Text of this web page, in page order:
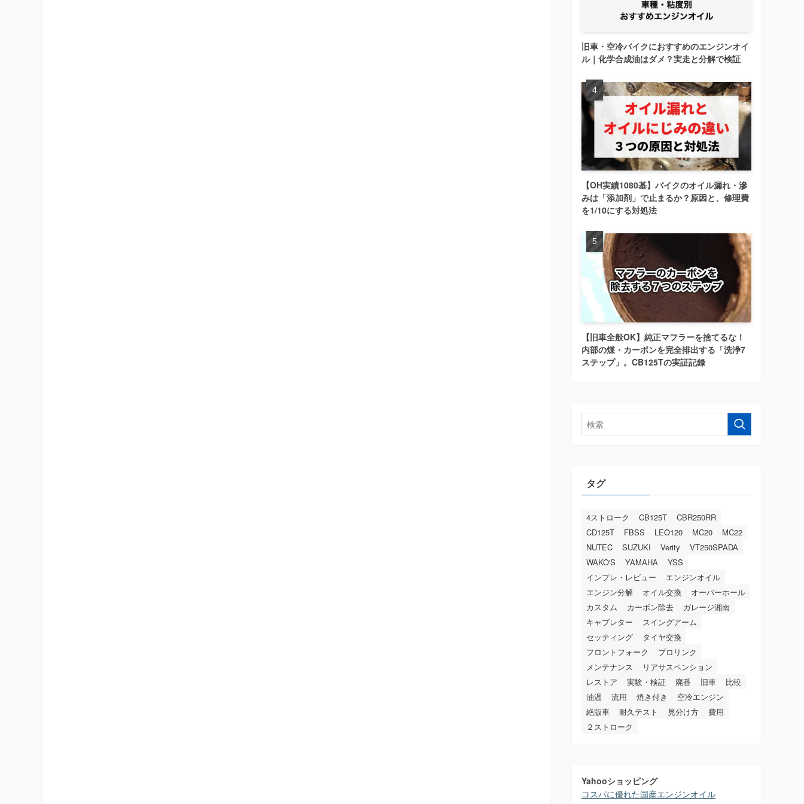
旧車・空冷バイクにおすすめのエンジンオイ
ル｜化学合成油はダメ？実走と分解で検証
【OH実績1080基】バイクのオイル漏れ・滲
みは「添加剤」で止まるか？原因と、修理費
を1/10にする対処法
【旧車全般OK】純正マフラーを捨てるな！
内部の煤・カーボンを完全排出する「洗浄7
ステップ」。CB125Tの実証記録
タグ
4ストローク CB125T
CBR250RR
CD125T
FBSS LEO120 MC20
MC22
NUTEC
SUZUKI Verity
VT250SPADA
WAKO'S
YAMAHA
YSS
インプレ・レビュー
エンジンオイル
エンジン分解
オイル交換
オーバーホール
カスタム
カーボン除去
ガレージ湘南
キャブレター
スイングアーム
セッティング
タイヤ交換
フロントフォーク
プロリンク
メンテナンス
リアサスペンション
レストア
実験・検証 廃番 旧車
比較
油温
流用 焼き付き
空冷エンジン
絶版車
耐久テスト 見分け方
費用
２ストローク
Yahooショッピング
コスパに優れた国産エンジンオイル